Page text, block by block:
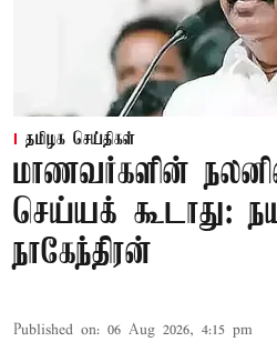
தமிழக செய்திகள்
மாணவர்களின்
செய்யக் கூடாது:
நாகேந்திரன்
Published on: 06 Aug 2026, 4:15 pm